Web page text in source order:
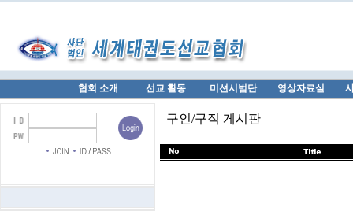
협회 소개 선교 활동 미션시범단 영상자료실
구인/구직 게시판